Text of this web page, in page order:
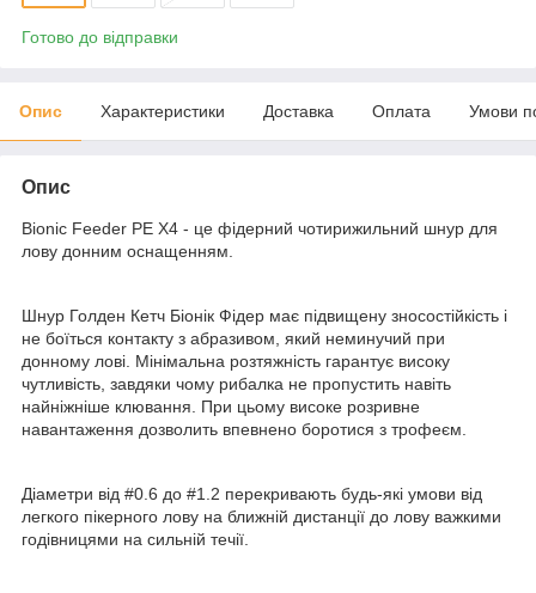
Готово до відправки
Опис Характеристики Доставка Оплата Умови
Опис
Bionic Feeder PE X4 - це фідерний чотирижильний шнур для
лову донним оснащенням.
Шнур Голден Кетч Біонік Фідер має підвищену зносостійкість і
не боїться контакту з абразивом, який неминучий при
донному лові. Мінімальна розтяжність гарантує високу
чутливість, завдяки чому рибалка не пропустить навіть
найніжніше клювання. При цьому високе розривне
навантаження дозволить впевнено боротися з трофеєм.
Діаметри від #0.6 до #1.2 перекривають будь-які умови від
легкого пікерного лову на ближній дистанції до лову важкими
годівницями на сильній течії.